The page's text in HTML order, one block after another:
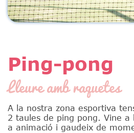
Ping-pong
Lleure amb raquetes
A la nostra zona esportiva
2 taules de ping pong. Vine a
a animació i gaudeix de